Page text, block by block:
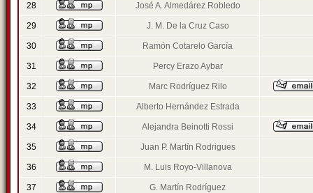
28 José A. Almedárez Robledo
29 J. M. De la Cruz Caso
30 Ramón Cotarelo García
31 Percy Erazo Aybar
32 Marc Rodríguez Rilo
33 Alberto Hernández Estrada
34 Alejandra Beinotti Rossi
35 Juan P. Martín Rodrigues
36 M. Luis Royo-Villanova
37 G. Martín Rodríguez